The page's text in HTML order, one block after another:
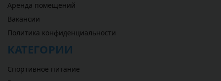
Аренда помещений
Вакансии
Политика конфиденциальности
КАТЕГОРИИ
Спортивное питание